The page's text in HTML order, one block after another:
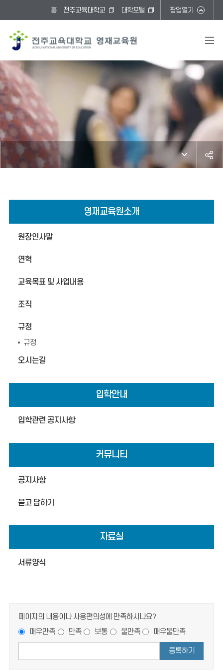
홈 전주교육대학교 대학포털 팝업열기
영재교육원소개
원장인사말
연혁
교육목표 및 사업내용
조직
규정
규정
오시는길
입학안내
입학관련 공지사항
커뮤니티
공지사항
묻고 답하기
자료실
서류양식
페이지의 내용이나 사용편의성에 만족하시나요?
매우만족
만족 보통 불만족 매우불만족
등록하기